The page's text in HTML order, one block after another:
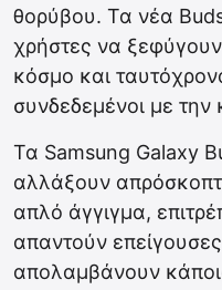
θορύβου. Τα νέα
χρήστες να ξεφύγουν
κόσμο και
συνδεδεμένοι με την
Τα Samsung Galaxy
αλλάξουν
απλό άγγιγμα,
απαντούν
απολαμβάνουν